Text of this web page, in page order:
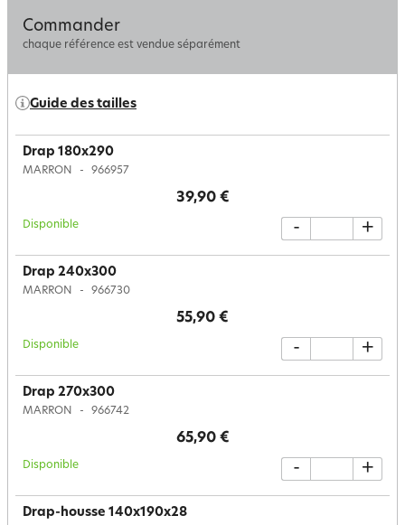
Commander
chaque référence est vendue séparément
Guide des tailles
Drap 180x290
MARRON 966957
39,90 €
Disponible - +
Drap 240x300
MARRON 966730
55,90 €
Disponible - +
Drap 270x300
MARRON 966742
65,90 €
Disponible - +
Drap-housse 140x190x28